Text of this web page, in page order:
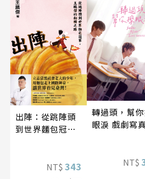
出陣：從跳陣頭
到世界麵包冠
NT$ 343
轉過頭，幫
眼淚 戲劇寫
NT$